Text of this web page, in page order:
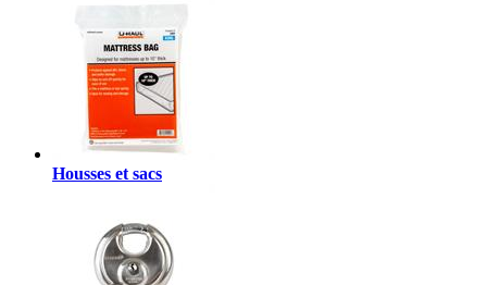
Housses et sacs